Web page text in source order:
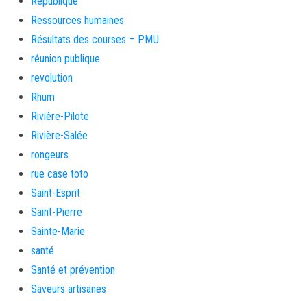
Ressources humaines
Résultats des courses – PMU
réunion publique
revolution
Rhum
Rivière-Pilote
Rivière-Salée
rongeurs
rue case toto
Saint-Esprit
Saint-Pierre
Sainte-Marie
santé
Santé et prévention
Saveurs artisanes